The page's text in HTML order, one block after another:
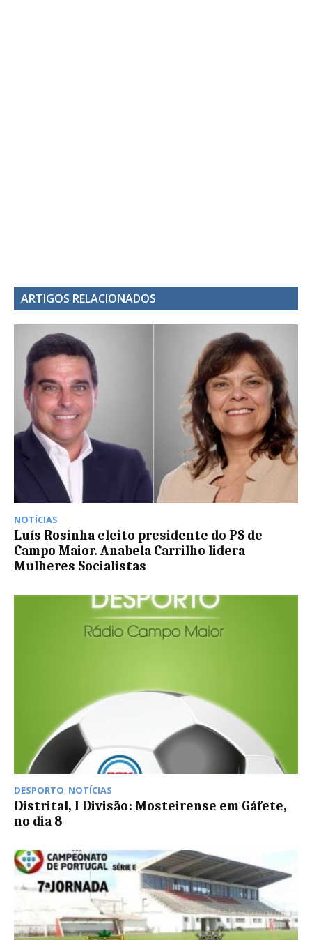
ARTIGOS RELACIONADOS
NOTÍCIAS
Luís Rosinha eleito presidente do PS de
Campo Maior. Anabela Carrilho lidera
Mulheres Socialistas
DESPORTO, NOTÍCIAS
Distrital, I Divisão: Mosteirense em Gáfete,
no dia 8